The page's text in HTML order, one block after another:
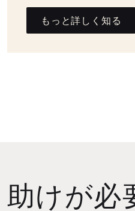
もっと詳しく知る
助けが必